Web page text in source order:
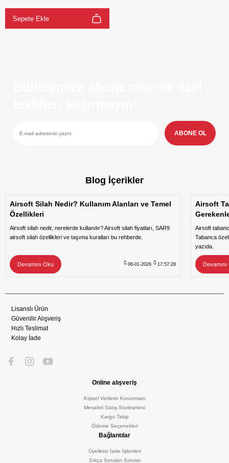
Sepete Ekle
ABONE OL
Blog İçerikler
Airsoft Silah Nedir? Kullanım Alanları ve Temel
Özellikleri
Airsoft silah nedir, nerelerde kullanılır? Airsoft silah fiyatları, SAR9
airsoft silah özellikleri ve taşıma kuralları bu rehberde.
Devamını Oku 06-01-2026 17:57:28
Airsoft
Airsoft
Tabanca
yazıda.
Lisanslı Ürün
Güvenilir Alışveriş
Hızlı Teslimat
Kolay İade
Online alışveriş
Kişisel Verilerin Korunması
Mesafeli Satış Sözleşmesi
Kargo Takip
Ödeme Seçenekleri
Bağlantılar
Üyeliksiz İade İşlemleri
Sıkça Sorulan Sorular